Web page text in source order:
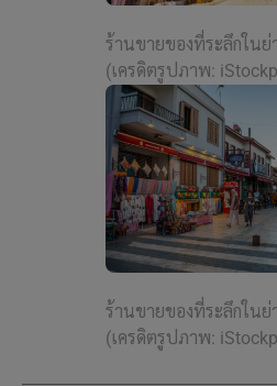
ร้านขายของที่ระลึกในย่
(เครดิตรูปภาพ:
ร้านขายของที่ระลึกในย่
(เครดิตรูปภาพ: